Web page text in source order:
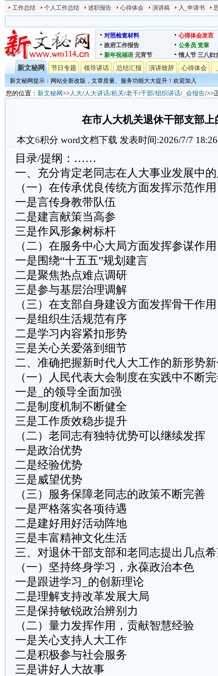
工作总结 个人工作总结 述职报告 心得体会 演讲稿 入_申请书
对照检查材料
心得体会发言
政府工作报告
公务员 党章
新年祝福语 元宵节 情人节 三八妇
新文秘网 节日专题 领导讲话 总结汇报 演讲致辞 心得体会
新文秘网提示：网站全新改版，文章质量、服务功能大大提升！欢迎加入
您的位置： 新文秘网>>人大/人大讲话/机关/老干/干部/组织讲话/ _会报告/>>
在市人大机关退休干部支部上
本文6积分 word文档下载 发表时间:2026/7/7
目录/提纲：……
一、充分肯定老同志在人大事业发展中
（一）在传承优良传统方面发挥示范作用
一是言传身教带队伍
二是建言献策当高参
三是作风形象树标杆
（二）在服务中心大局方面发挥参谋作用
一是围绕“十五五”规划建言
二是聚焦热点难点调研
三是参与基层治理调解
（三）在支部自身建设方面发挥骨干作用
一是组织生活规范有序
二是学习内容紧扣形势
三是关心关爱落到细节
二、准确把握新时代人大工作的新形势
（一）人民代表大会制度在实践中不断
一是_的领导全面加强
二是制度机制不断健全
三是工作质效稳步提升
（二）老同志有独特优势可以继续发挥
一是政治优势
二是经验优势
三是威望优势
（三）服务保障老同志的政策不断完善
一是严格落实各项待遇
二是建好用好活动阵地
三是丰富精神文化生活
三、对退休干部支部和老同志提出几点
（一）坚持终身学习，永葆政治本色
一是跟进学习_的创新理论
二是理解支持改革发展大局
三是保持敏锐政治辨别力
（二）量力发挥作用，贡献智慧经验
一是关心支持人大工作
二是积极参与社会服务
三是讲好人大故事